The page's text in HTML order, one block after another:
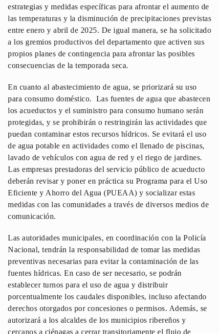
estrategias y medidas específicas para afrontar el aumento de
las temperaturas y la disminución de precipitaciones previstas
entre enero y abril de 2025. De igual manera, se ha solicitado
a los gremios productivos del departamento que activen sus
propios planes de contingencia para afrontar las posibles
consecuencias de la temporada seca.
En cuanto al abastecimiento de agua, se priorizará su uso
para consumo doméstico. Las fuentes de agua que abastecen
los acueductos y el suministro para consumo humano serán
protegidas, y se prohibirán o restringirán las actividades que
puedan contaminar estos recursos hídricos. Se evitará el uso
de agua potable en actividades como el llenado de piscinas,
lavado de vehículos con agua de red y el riego de jardines.
Las empresas prestadoras del servicio público de acueducto
deberán revisar y poner en práctica su Programa para el Uso
Eficiente y Ahorro del Agua (PUEAA) y socializar estas
medidas con las comunidades a través de diversos medios de
comunicación.
Las autoridades municipales, en coordinación con la Policía
Nacional, tendrán la responsabilidad de tomar las medidas
preventivas necesarias para evitar la contaminación de las
fuentes hídricas. En caso de ser necesario, se podrán
establecer turnos para el uso de agua y distribuir
porcentualmente los caudales disponibles, incluso afectando
derechos otorgados por concesiones o permisos. Además, se
autorizará a los alcaldes de los municipios ribereños y
cercanos a ciénagas a cerrar transitoriamente el flujo de